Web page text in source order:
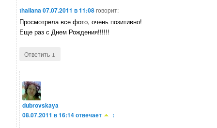
thailana 07.07.2011 в 11:08говорит:
Просмотрела все фото, очень позитивно!
Еще раз с Днем Рождения!!!!!!
Ответить ↓
dubrovskaya
08.07.2011 в 16:14отвечает :